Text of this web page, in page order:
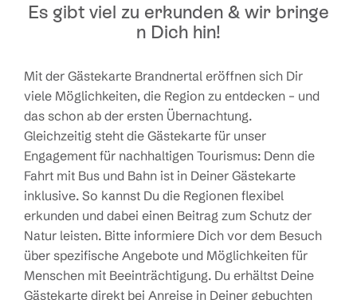
Es gibt viel zu erkunden & wir bringe
n Dich hin!
Mit der Gästekarte Brandnertal eröffnen sich Dir
viele Möglichkeiten, die Region zu entdecken – und
das schon ab der ersten Übernachtung.
Gleichzeitig steht die Gästekarte für unser
Engagement für nachhaltigen Tourismus: Denn die
Fahrt mit Bus und Bahn ist in Deiner Gästekarte
inklusive. So kannst Du die Regionen flexibel
erkunden und dabei einen Beitrag zum Schutz der
Natur leisten. Bitte informiere Dich vor dem Besuch
über spezifische Angebote und Möglichkeiten für
Menschen mit Beeinträchtigung. Du erhältst Deine
Gästekarte direkt bei Anreise in Deiner gebuchten